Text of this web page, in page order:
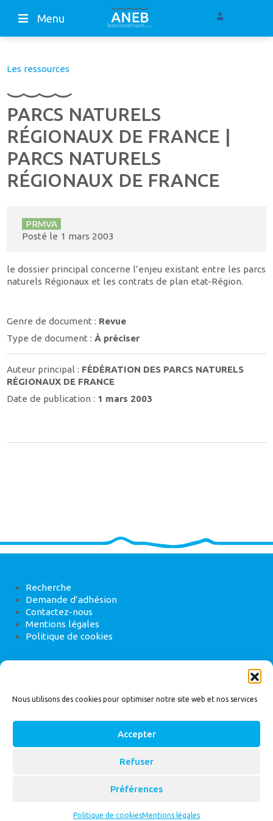
Nous utilisons des cookies pour optimiser notre site web et nos services
Accepter
Refuser
Préférences
Politique de cookiesMentions légales
Menu
Les ressources
PARCS NATURELS
RÉGIONAUX DE FRANCE |
PARCS NATURELS
RÉGIONAUX DE FRANCE
PRMVA
Posté le 1 mars 2003
le dossier principal concerne l’enjeu existant entre les parcs
naturels Régionaux et les contrats de plan etat-Région.
Genre de document : Revue
Type de document :À préciser
Auteur principal : FÉDÉRATION DES PARCS NATURELS
RÉGIONAUX DE FRANCE
Date de publication : 1 mars 2003
Recherche
Demande d’adhésion
Contactez-nous
Mentions légales
Politique de cookies